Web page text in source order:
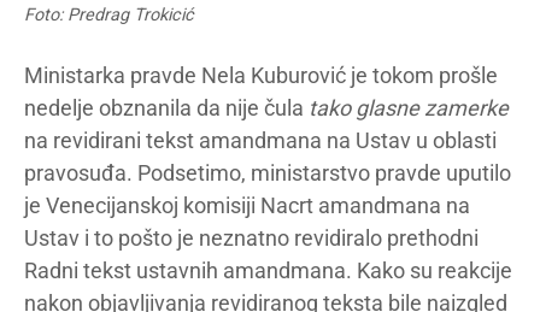
Foto: Predrag Trokicić
Ministarka pravde Nela Kuburović je tokom prošle
nedelje obznanila da nije čula tako glasne zamerke
na revidirani tekst amandmana na Ustav u oblasti
pravosuđa. Podsetimo, ministarstvo pravde uputilo
je Venecijanskoj komisiji Nacrt amandmana na
Ustav i to pošto je neznatno revidiralo prethodni
Radni tekst ustavnih amandmana. Kako su reakcije
nakon objavljivanja revidiranog teksta bile naizgled